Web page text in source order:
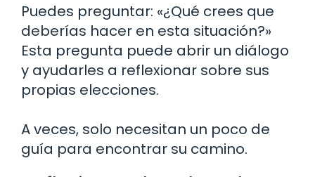
Puedes preguntar: «¿Qué crees que
deberías hacer en esta situación?»
Esta pregunta puede abrir un diálogo
y ayudarles a reflexionar sobre sus
propias elecciones.
A veces, solo necesitan un poco de
guía para encontrar su camino.